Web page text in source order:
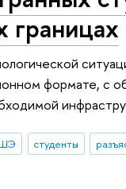
границах
формате, с
студенты